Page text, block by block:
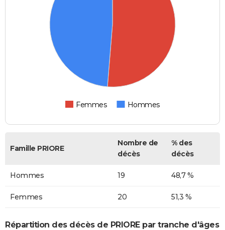
Femmes Hommes
Famille PRIORE
Nombre de
décès
% des
décès
Hommes 19 48,7 %
Femmes 20 51,3 %
Répartition des décès de PRIORE par tranche d'âges